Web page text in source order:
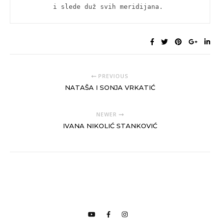
i slede duž svih meridijana.
PREVIOUS
NATAŠA I SONJA VRKATIĆ
NEWER
IVANA NIKOLIĆ STANKOVIĆ